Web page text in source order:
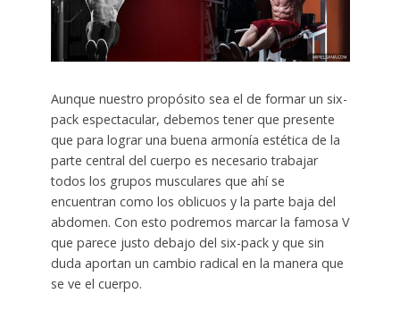
Aunque nuestro propósito sea el de formar un six-
pack espectacular, debemos tener que presente
que para lograr una buena armonía estética de la
parte central del cuerpo es necesario trabajar
todos los grupos musculares que ahí se
encuentran como los oblicuos y la parte baja del
abdomen. Con esto podremos marcar la famosa V
que parece justo debajo del six-pack y que sin
duda aportan un cambio radical en la manera que
se ve el cuerpo.